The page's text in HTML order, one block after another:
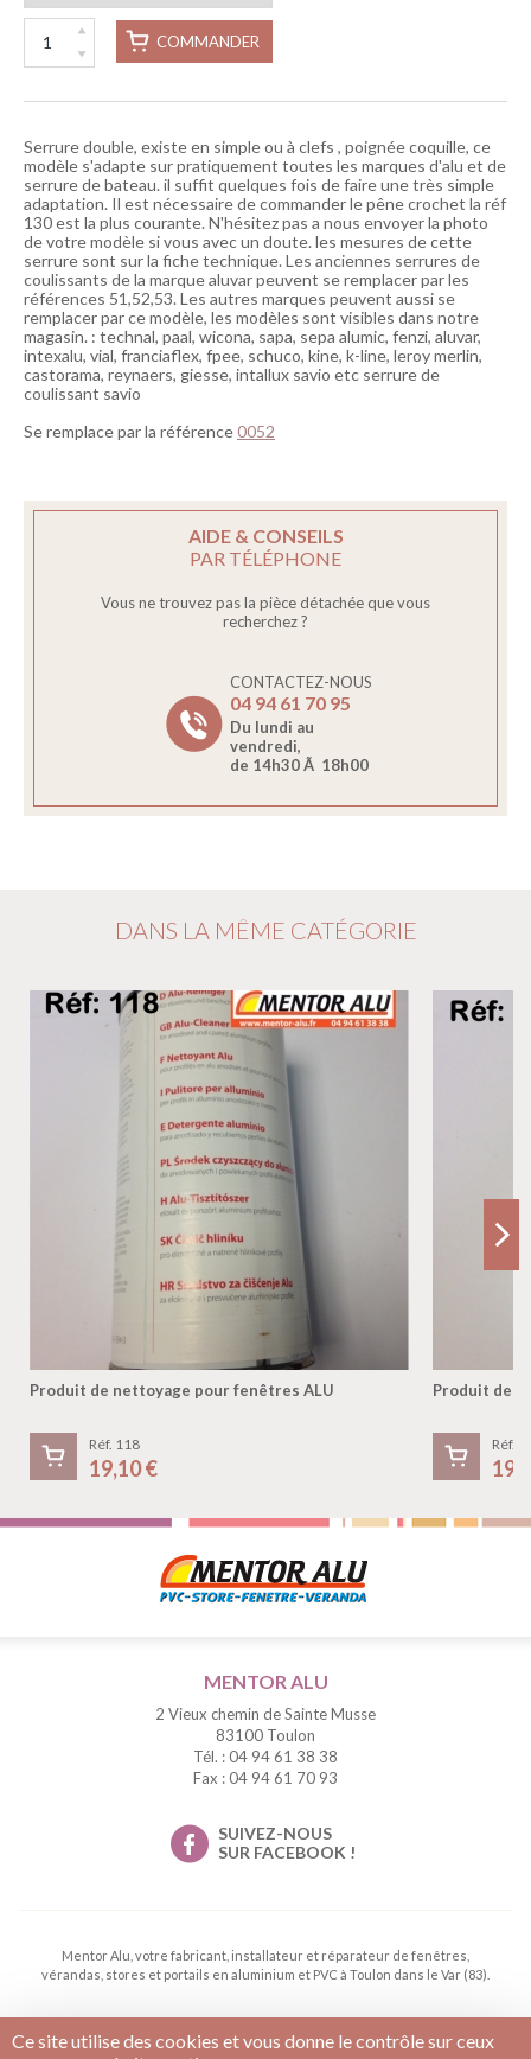
COMMANDER
Serrure double, existe en simple ou à clefs , poignée coquille, ce
modèle s'adapte sur pratiquement toutes les marques d'alu et de
serrure de bateau. il suffit quelques fois de faire une très simple
adaptation. Il est nécessaire de commander le pêne crochet la réf
130 est la plus courante. N'hésitez pas a nous envoyer la photo
de votre modèle si vous avec un doute. les mesures de cette
serrure sont sur la fiche technique. Les anciennes serrures de
coulissants de la marque aluvar peuvent se remplacer par les
références 51,52,53. Les autres marques peuvent aussi se
remplacer par ce modèle, les modèles sont visibles dans notre
magasin. : technal, paal, wicona, sapa, sepa alumic, fenzi, aluvar,
intexalu, vial, franciaflex, fpee, schuco, kine, k-line, leroy merlin,
castorama, reynaers, giesse, intallux savio etc serrure de
coulissant savio
Se remplace par la référence0052
AIDE & CONSEILS
PAR TÉLÉPHONE
Vous ne trouvez pas la pièce détachée que vous
recherchez ?
CONTACTEZ-NOUS
04 94 61 70 95
Du lundi au
vendredi,
de 14h30 Ã 18h00
DANS LA MÊME CATÉGORIE
Produit de nettoyage pour fenêtres ALU
Réf. 118
19,10 €
Produit de
Réf.
MENTOR ALU
2 Vieux chemin de Sainte Musse
83100 Toulon
Tél. : 04 94 61 38 38
Fax : 04 94 61 70 93
SUIVEZ-NOUS
SUR FACEBOOK !
Mentor Alu, votre fabricant, installateur et réparateur de fenêtres,
vérandas, stores et portails en aluminium et PVC à Toulon dans le Var (83).
Conditions générales de vente
Ce site utilise des cookies et vous donne le contrôle sur ceux